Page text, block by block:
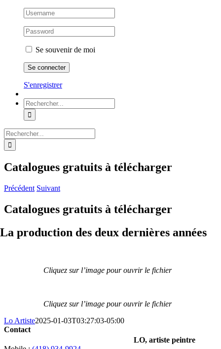
Se souvenir de moi
S'enregistrer
Rechercher:
Rechercher:
Catalogues gratuits à télécharger
Précédent Suivant
Catalogues gratuits à télécharger
La production des deux dernières années
Cliquez sur l’image pour ouvrir le fichier
Cliquez sur l’image pour ouvrir le fichier
Lo Artiste2025-01-03T03:27:03-05:00
LO, artiste peintre
Contact